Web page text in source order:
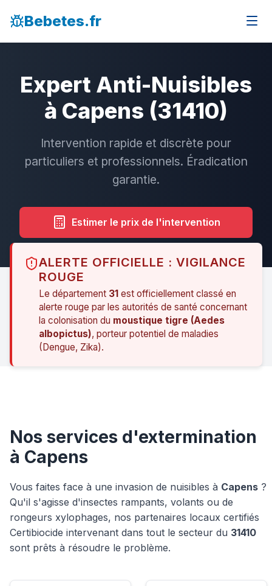
Bebetes.fr
Expert Anti-Nuisibles
à Capens (31410)
Intervention rapide et discrète pour
particuliers et professionnels. Éradication
garantie.
Estimer le prix de l'intervention
ALERTE OFFICIELLE : VIGILANCE
ROUGE
Le département 31 est officiellement classé en
alerte rouge par les autorités de santé concernant
la colonisation du moustique tigre (Aedes
albopictus), porteur potentiel de maladies
(Dengue, Zika).
Nos services d'extermination
à Capens
Vous faites face à une invasion de nuisibles à Capens ?
Qu'il s'agisse d'insectes rampants, volants ou de
rongeurs xylophages, nos partenaires locaux certifiés
Certibiocide intervenant dans tout le secteur du 31410
sont prêts à résoudre le problème.